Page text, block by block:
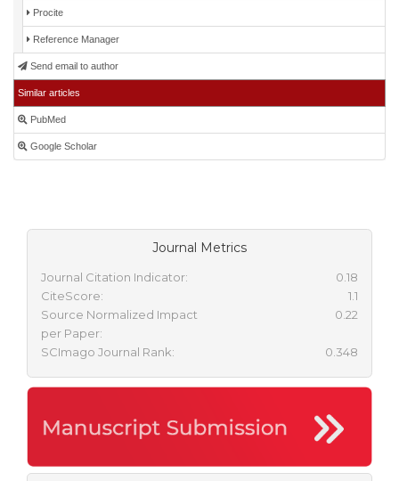
Procite
Reference Manager
Send email to author
Similar articles
PubMed
Google Scholar
Journal Metrics
Journal Citation Indicator:
0.18
CiteScore:
1.1
Source Normalized Impact
per Paper:
0.22
SCImago Journal Rank: 0.348